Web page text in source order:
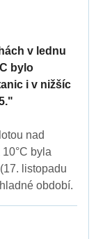
v lednu
bylo
i v nižšíc
nad
byla
listopadu
období.